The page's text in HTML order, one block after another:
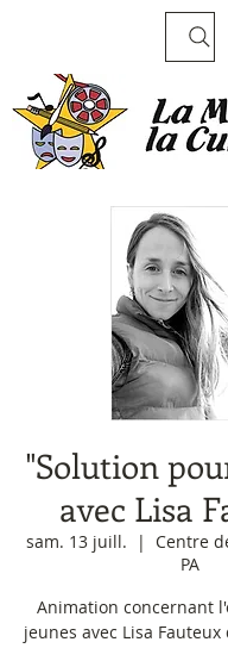
"Solution
avec Lisa
sam. 13 juill.
  |
Centre
PA
Animation concernant
jeunes avec Lisa Fauteux